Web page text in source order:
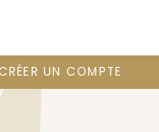
UN COMPTE